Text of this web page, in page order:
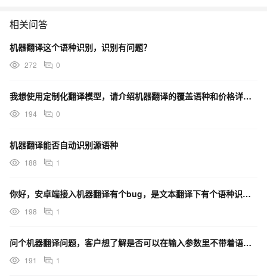
相关问答
机器翻译这个语种识别，识别有问题？
272 0
我想使用定制化翻译模型，请介绍机器翻译的覆盖语种和价格详情？
194 0
机器翻译能否自动识别源语种
188 1
你好，安卓端接入机器翻译有个bug，是文本翻译下有个语种识别功能sdk请问下有http的接入方式吗？
198 1
问个机器翻译问题，客户想了解是否可以在输入参数里不带着语种，而是自动识别后，执行翻译任务？
191 1